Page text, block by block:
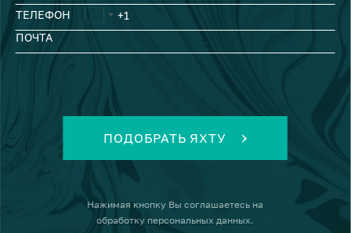
ТЕЛЕФОН
ПОЧТА
ПОДОБРАТЬ ЯХТУ
Нажимая кнопку Вы соглашаетесь на
обработку персональных данных.